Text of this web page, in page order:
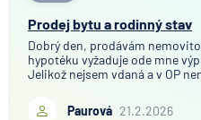
Prodej bytu a rodinný stav
Dobrý den, prodávám
hypotéku vyžaduje ode mne
Jelikož nejsem vdaná a v OP
Paurová 21.2.2026